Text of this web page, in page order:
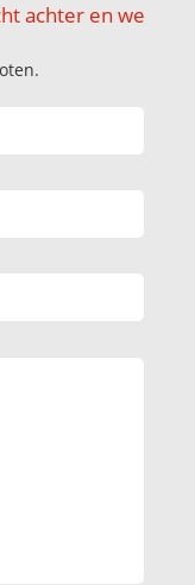
achter en we